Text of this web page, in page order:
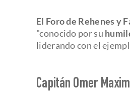
El Foro de Rehenes y
"conocido por su
liderando con el
Capitán Omer